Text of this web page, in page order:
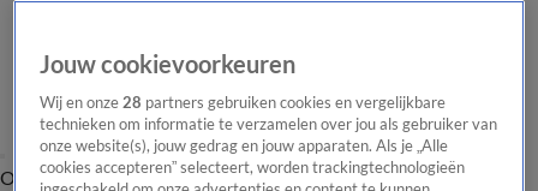
Overzicht Onze programma's Uitzendingen Onze gezichten
In de
Jouw cookievoorkeuren
Wij en onze28 partners gebruiken cookies en vergelijkbare
technieken om informatie te verzamelen over jou als gebruiker van
onze website(s), jouw gedrag en jouw apparaten. Als je „Alle
cookies accepteren” selecteert, worden trackingtechnologieën